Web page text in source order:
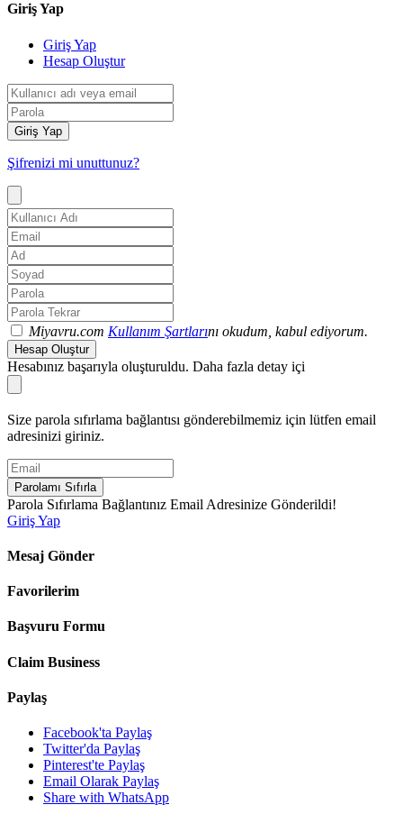
Giriş Yap
Giriş Yap
Hesap Oluştur
Giriş Yap
Şifrenizi mi unuttunuz?
Miyavru.com Kullanım Şartlarını okudum, kabul ediyorum.
Hesap Oluştur
Hesabınız başarıyla oluşturuldu. Daha fazla detay içi
Size parola sıfırlama bağlantısı gönderebilmemiz için lütfen email
adresinizi giriniz.
Parolamı Sıfırla
Parola Sıfırlama Bağlantınız Email Adresinize Gönderildi!
Giriş Yap
Mesaj Gönder
Favorilerim
Başvuru Formu
Claim Business
Paylaş
Facebook'ta Paylaş
Twitter'da Paylaş
Pinterest'te Paylaş
Email Olarak Paylaş
Share with WhatsApp